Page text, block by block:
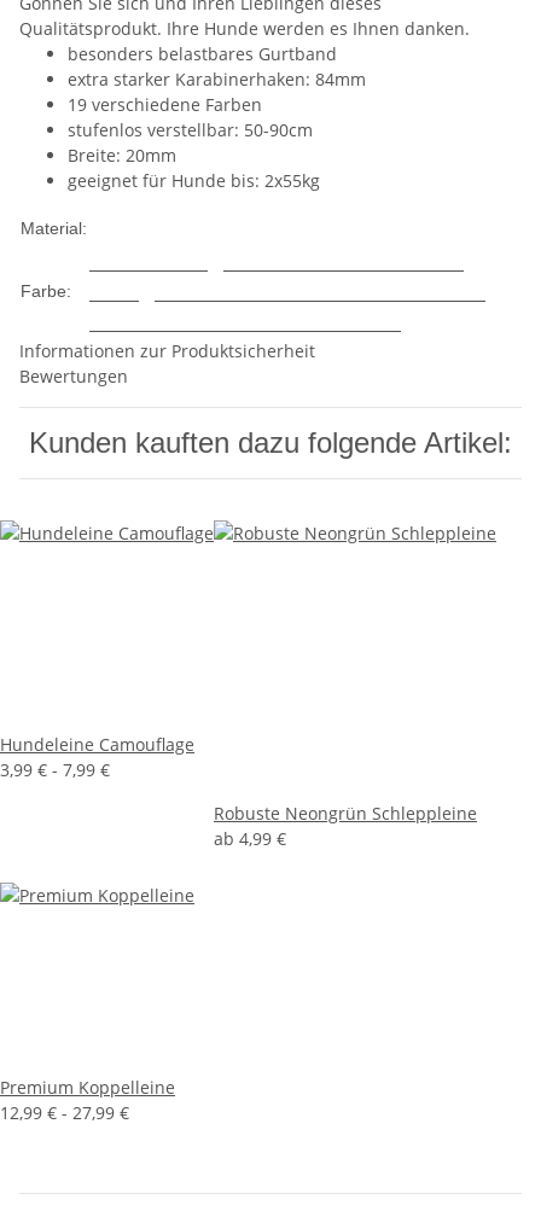
Qualitätsprodukt. Ihre Hunde werden es Ihnen danken.
besonders belastbares Gurtband
extra starker Karabinerhaken: 84mm
19 verschiedene Farben
stufenlos verstellbar: 50-90cm
Breite: 20mm
geeignet für Hunde bis: 2x55kg
Material:
Farbe:
Informationen zur Produktsicherheit
Bewertungen
Kunden kauften dazu folgende Artikel:
Hundeleine Camouflage
3,99 € - 7,99 €
Robuste Neongrün Schleppleine
ab 4,99 €
Premium Koppelleine
12,99 € - 27,99 €